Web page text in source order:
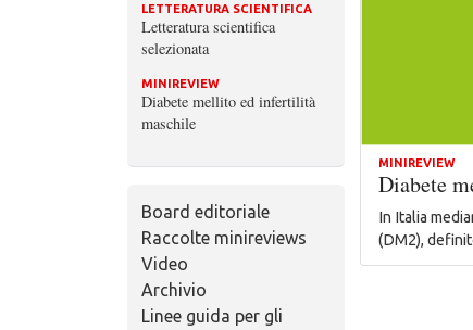
LETTERATURA SCIENTIFICA
Letteratura scientifica
selezionata
MINIREVIEW
Diabete mellito ed infertilità
maschile
Board editoriale
Raccolte minireviews
Video
Archivio
Linee guida per gli
MINIREVIEW
Diabete
In Italia
(DM2),